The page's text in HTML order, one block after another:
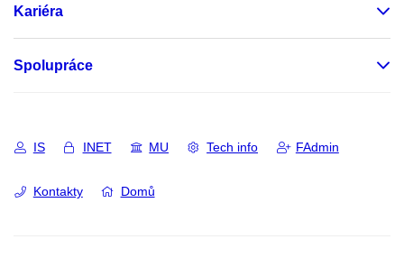
Kariéra
Spolupráce
IS INET MU Tech info FAdmin
Kontakty Domů